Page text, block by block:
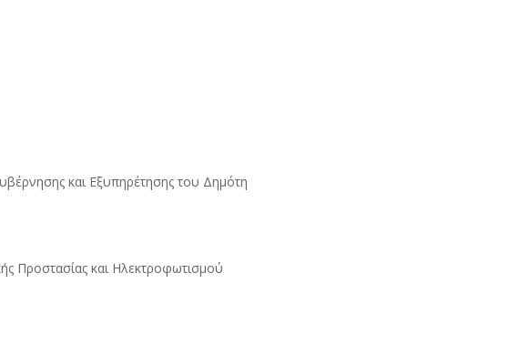
και Εξυπηρέτησης του Δημότη
Προστασίας και Ηλεκτροφωτισμού